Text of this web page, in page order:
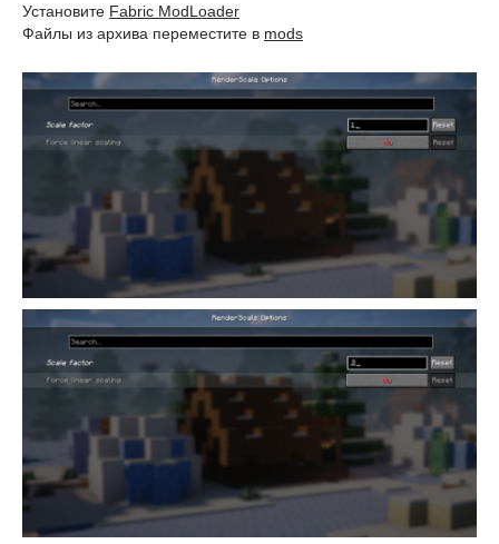
Установите Fabric ModLoader
Файлы из архива переместите в mods